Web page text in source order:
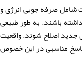
شامل صرفه جویی انرژی و
باشند. به طور طبیعی
جدید اصلاح شوند. واقعیت
مناسبی در این خصوص